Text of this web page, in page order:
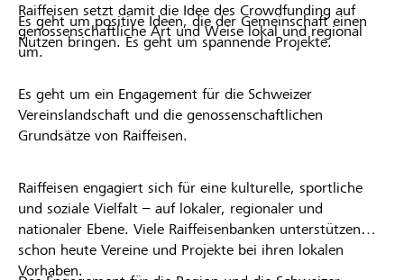
Raiffeisen setzt damit die Idee des Crowdfunding auf
genossenschaftliche Art und Weise lokal und regional
um.
Es geht um positive Ideen, die der Gemeinschaft einen
Nutzen bringen. Es geht um spannende Projekte.
Es geht um ein Engagement für die Schweizer
Vereinslandschaft und die genossenschaftlichen
Grundsätze von Raiffeisen.
Raiffeisen engagiert sich für eine kulturelle, sportliche
und soziale Vielfalt – auf lokaler, regionaler und
nationaler Ebene. Viele Raiffeisenbanken unterstützen
schon heute Vereine und Projekte bei ihren lokalen
Vorhaben.